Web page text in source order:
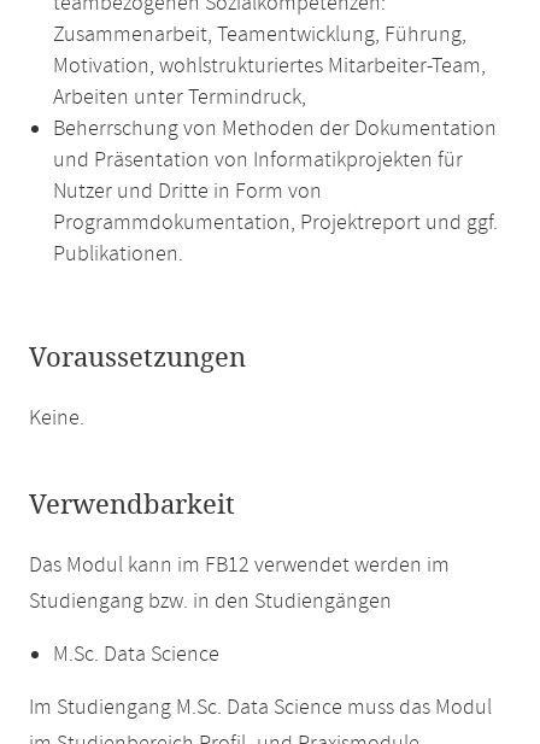
Zusammenarbeit, Teamentwicklung, Führung,
Motivation, wohlstrukturiertes Mitarbeiter-Team,
Arbeiten unter Termindruck,
Beherrschung von Methoden der Dokumentation
und Präsentation von Informatikprojekten für
Nutzer und Dritte in Form von
Programmdokumentation, Projektreport und ggf.
Publikationen.
Voraussetzungen
Keine.
Verwendbarkeit
Das Modul kann im FB12 verwendet werden im
Studiengang bzw. in den Studiengängen
M.Sc. Data Science
Im Studiengang M.Sc. Data Science muss das Modul